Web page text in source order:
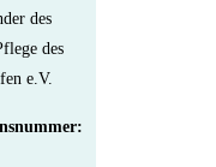
des
des
e.V.